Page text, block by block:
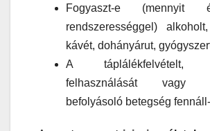
Fogyaszt-e (mennyit
rendszerességgel)
kávét, dohányárut,
A táplálékfelvételt,
felhasználását vagy
befolyásoló betegség